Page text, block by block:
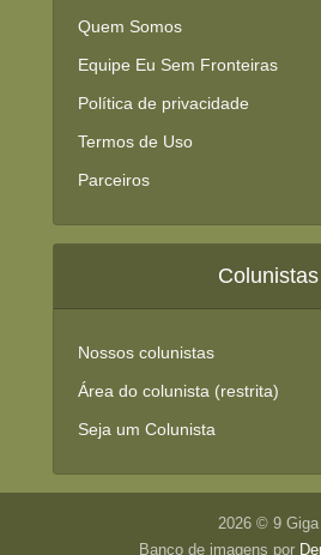
Quem Somos
Equipe Eu Sem Fronteiras
Política de privacidade
Termos de Uso
Parceiros
Colunistas
Nossos colunistas
Área do colunista (restrita)
Seja um Colunista
2026 © 9 Giga
Banco de imagens por